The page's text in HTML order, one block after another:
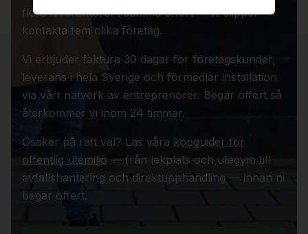
flera leverantörer i samma offert — ni slipper
kontakta fem olika företag.
Vi erbjuder faktura 30 dagar för företagskunder,
leverans i hela Sverige och förmedlar installation
via vårt nätverk av entreprenörer. Begär offert så
återkommer vi inom 24 timmar.
Osäker på rätt val? Läs våra köpguider för
offentlig utemiljö — från lekplats och utegym till
avfallshantering och direktupphandling — innan ni
begär offert.